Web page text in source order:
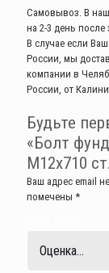
Самовывоз. В
на 2-3 день после
В случае если
России, мы
компании в
России, от
Будьте
«Болт
М12х710
Ваш адрес email
помечены *